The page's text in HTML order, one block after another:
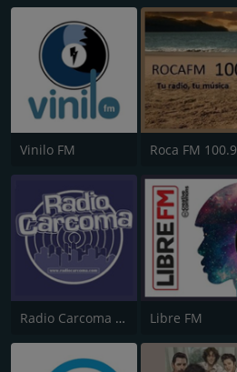
Vinilo FM Roca FM 100.9
Radio Carcoma 107.9 FM Libre FM